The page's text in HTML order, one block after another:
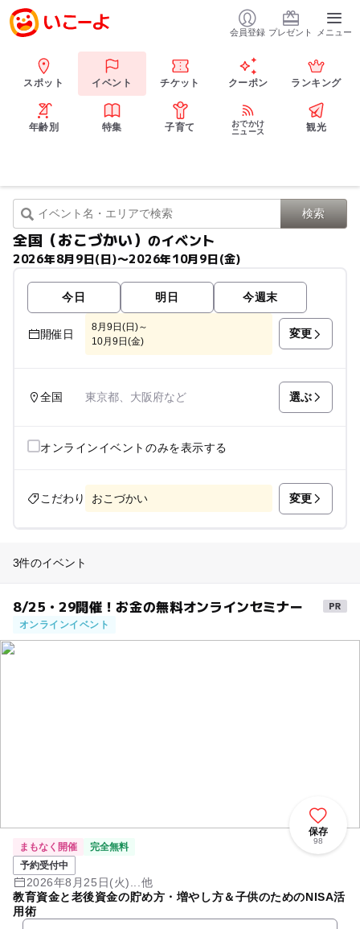
会員登録 プレゼント メニュー
スポット イベント チケット クーポン ランキング
年齢別 特集 子育て
おでかけ
ニュース
観光
全国（おこづかい）のイベント
2026年8月9日(日)〜2026年10月9日(金)
今日 明日 今週末
開催日
8月9日(日)～
10月9日(金)
変更
全国 東京都、大阪府など 選ぶ
オンラインイベントのみを表示する
こだわり おこづかい 変更
3件のイベント
8/25・29開催！お金の無料オンラインセミナー
オンラインイベント
保存
98
まもなく開催
完全無料
予約受付中
2026年8月25日(火)...他
教育資金と老後資金の貯め方・増やし方＆子供のためのNISA活
用術